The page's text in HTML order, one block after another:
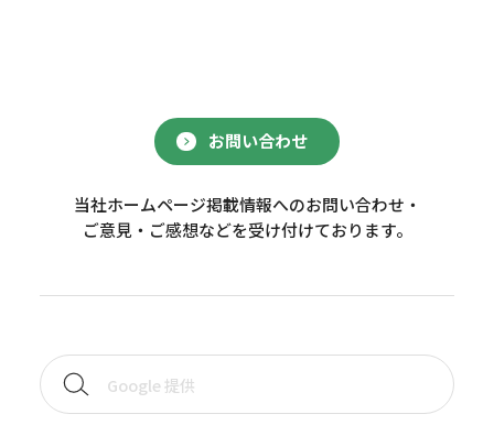
お問い合わせ
当社ホームページ掲載情報へのお問い合わせ・
ご意見・ご感想などを受け付けております。